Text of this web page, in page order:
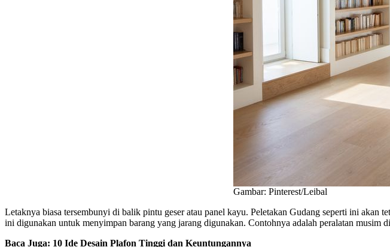
Gambar: Pinterest/Leibal
Letaknya biasa tersembunyi di balik pintu geser atau panel kayu. Peletakan Gudang seperti ini akan
ini digunakan untuk menyimpan barang yang jarang digunakan. Contohnya adalah peralatan musim
Baca Juga: 10 Ide Desain Plafon Tinggi dan Keuntungannya